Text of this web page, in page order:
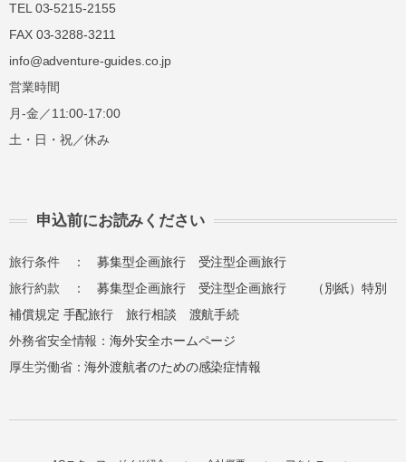
TEL 03-5215-2155
FAX 03-3288-3211
info@adventure-guides.co.jp
営業時間
月-金／11:00-17:00
土・日・祝／休み
申込前にお読みください
旅行条件 ：募集型企画旅行
受注型企画旅行
旅行約款 ：募集型企画旅行 受注型企画旅行
（別紙）特別
補償規定 手配旅行 旅行相談
渡航手続
外務省安全情報：海外安全ホームページ
厚生労働省：海外渡航者のための感染症情報